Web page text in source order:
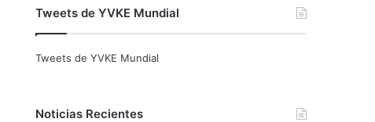
c
i
u
Tweets de YVKE Mundial
Tweets de YVKE Mundial
Noticias Recientes